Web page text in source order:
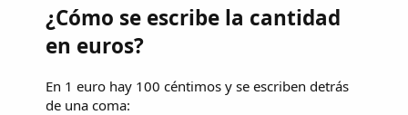
¿Cómo se escribe la cantidad
en euros?
En 1 euro hay 100 céntimos y se escriben detrás
de una coma: